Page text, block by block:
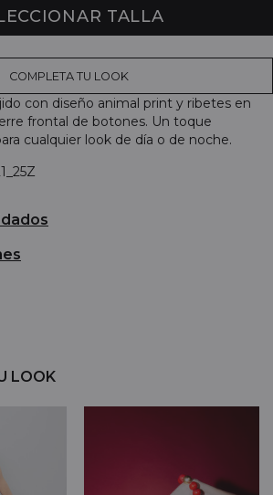
TALLA
COMPLETA TU LOOK
con diseño animal print y ribetes en
frontal de botones. Un toque
cualquier look de día o de noche.
LOOK